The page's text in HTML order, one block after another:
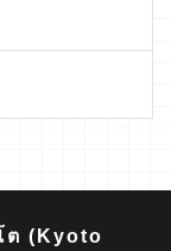
ต (Kyoto